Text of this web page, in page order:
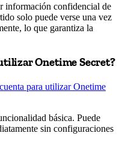
información confidencial de
solo puede verse una vez
lo que garantiza la
Onetime Secret?
para utilizar Onetime
básica. Puede
sin configuraciones